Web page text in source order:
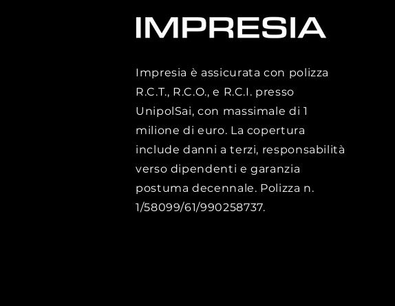
Impresia è assicurata con polizza
R.C.T., R.C.O., e R.C.I. presso
UnipolSai, con massimale di 1
milione di euro. La copertura
include danni a terzi, responsabilità
verso dipendenti e garanzia
postuma decennale. Polizza n.
1/58099/61/990258737.